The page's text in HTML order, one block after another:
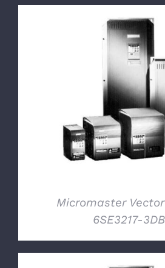
DETTAGLI
Micromaster
6SE3217-